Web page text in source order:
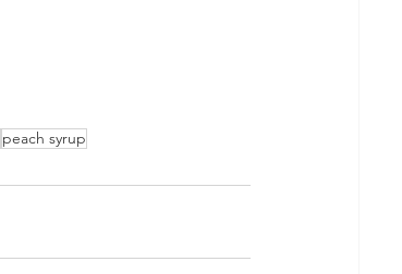
peach syrup